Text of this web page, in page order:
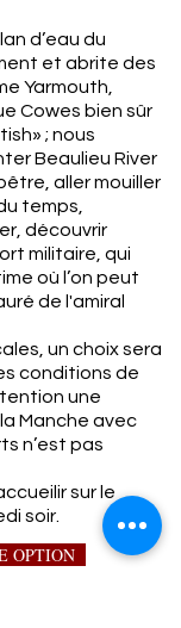
d’eau du
et abrite des
Yarmouth,
Cowes bien sûr
; nous
Beaulieu River
aller mouiller
temps,
découvrir
militaire, qui
où l’on peut
de l'amiral
un choix sera
conditions de
une
Manche avec
n’est pas
sur le
soir.
OPTION